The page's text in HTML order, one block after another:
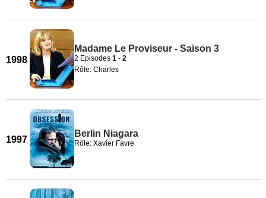
1998
Madame Le Proviseur - Saison 3
2 Episodes 1 - 2
Rôle: Charles
1997
Berlin Niagara
Rôle: Xavier Favre